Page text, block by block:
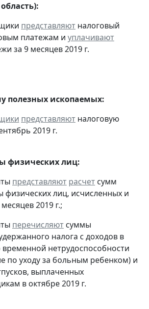
представляют налоговый
платежам и уплачивают
за 9 месяцев 2019 г.
полезных ископаемых:
представляют налоговую
2019 г.
физических лиц:
представляют расчет сумм
физических лиц, исчисленных и
2019 г.;
перечисляют суммы
налога с доходов в
нетрудоспособности
по уходу за больным ребенком) и
выплаченных
в октябре 2019 г.